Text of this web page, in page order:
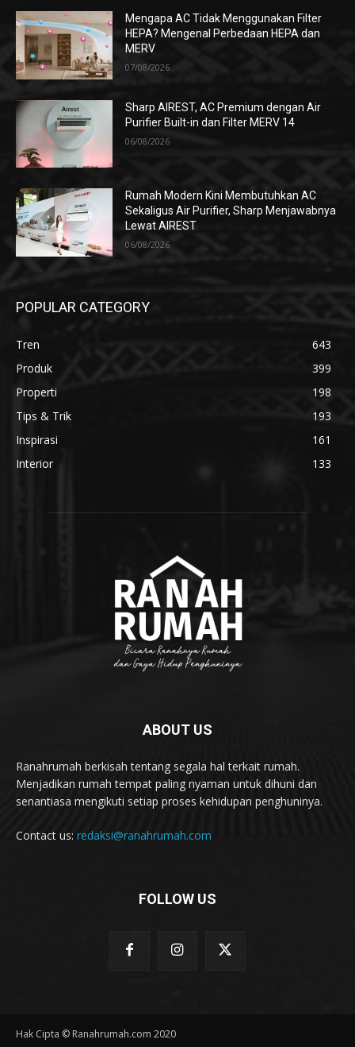
Mengapa AC Tidak Menggunakan Filter
HEPA? Mengenal Perbedaan HEPA dan
MERV
07/08/2026
Sharp AIREST, AC Premium dengan Air
Purifier Built-in dan Filter MERV 14
06/08/2026
Rumah Modern Kini Membutuhkan AC
Sekaligus Air Purifier, Sharp Menjawabnya
Lewat AIREST
06/08/2026
POPULAR CATEGORY
Tren
643
Produk
399
Properti
198
Tips & Trik
193
Inspirasi
161
Interior
133
ABOUT US
Ranahrumah berkisah tentang segala hal terkait rumah.
Menjadikan rumah tempat paling nyaman untuk dihuni dan
senantiasa mengikuti setiap proses kehidupan penghuninya.
Contact us: redaksi@ranahrumah.com
FOLLOW US
Hak Cipta © Ranahrumah.com 2020